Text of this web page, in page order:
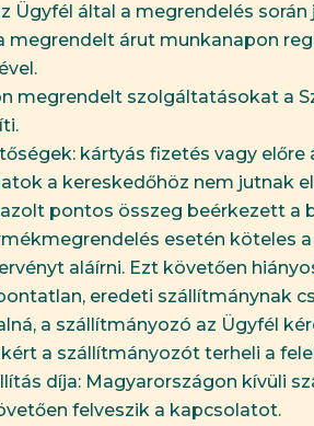
Ügyfél által a megrendelés
megrendelt árut munkanapon
megrendelt szolgáltatásokat a
kártyás fizetés vagy
a kereskedőhöz nem jutnak
pontos összeg beérkezett a
esetén köteles
aláírni. Ezt követően
eredeti szállítmánynak
a szállítmányozó az Ügyfél
a szállítmányozót terheli a
díja: Magyarországon kívüli
felveszik a kapcsolatot.